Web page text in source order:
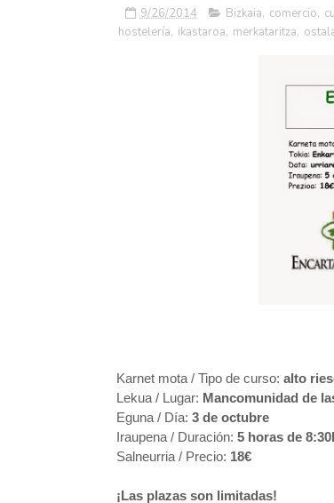
9/26/2014 Bizkaia, comercio,
hostelería, ikastaroa, merkataritza,
Karnet mota / Tipo de curso: alto
Lekua / Lugar: Mancomunidad de
Eguna / Día: 3 de octubre
Iraupena / Duración: 5 horas de
Salneurria / Precio: 18€
¡Las plazas son limitadas!